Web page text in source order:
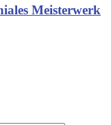
Meisterwerk